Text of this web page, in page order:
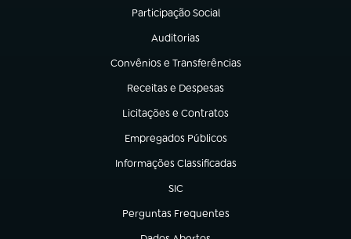
Participação Social
(abre em nova aba)
Auditorias
(abre em nova aba)
Convênios e Transferências
(abre em nova aba)
Receitas e Despesas
(abre em nova aba)
Licitações e Contratos
(abre em nova aba)
Empregados Públicos
(abre em nova aba)
Informações Classificadas
(abre em nova aba)
SIC
(abre em nova aba)
Perguntas Frequentes
(abre em nova aba)